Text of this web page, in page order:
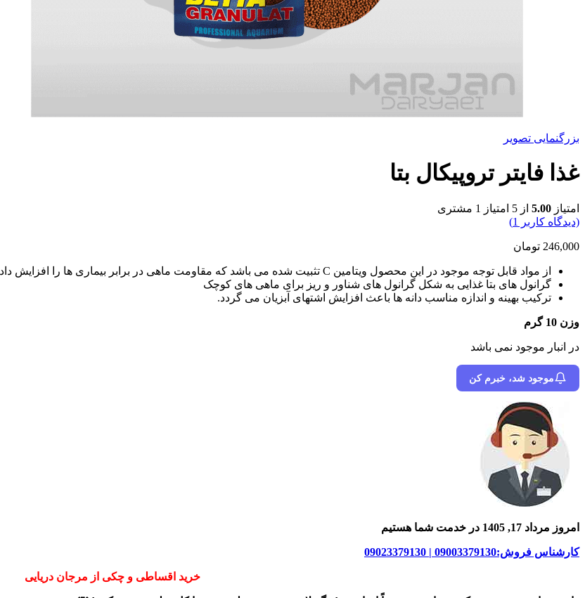
بزرگنمایی تصویر
غذا فایتر تروپیکال بتا
امتیاز 5.00 از 5 امتیاز 1 مشتری
(دیدگاه کاربر
1
)
246,000 تومان
از مواد قابل توجه موجود در این محصول ویتامین C تثبیت شده می باشد که مقاومت ماهی در برابر بیماری ها را افزایش داده
گرانول های بتا غذایی به شکل گرانول های شناور و ریز برای ماهی های کوچک
ترکیب بهینه و اندازه مناسب دانه ها باعث افزایش اشتهای آبزیان می گردد.
وزن 10 گرم
در انبار موجود نمی باشد
موجود شد، خبرم کن
امروز مرداد 17, 1405 در خدمت شما هستیم
کارشناس فروش:09003379130 | 09023379130
خرید اقساطی و چکی از مرجان دریایی